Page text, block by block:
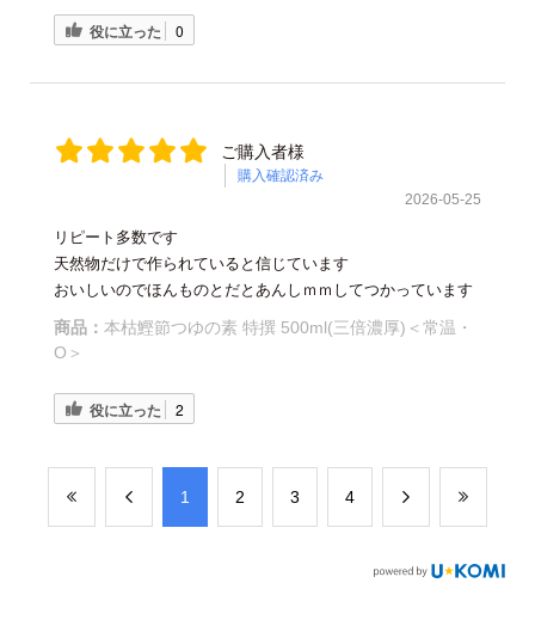
役に立った 0
ご購入者様
購入確認済み
2026-05-25
リピート多数です
天然物だけで作られていると信じています
おいしいのでほんものとだとあんしｍｍしてつかっています
商品： 本枯鰹節つゆの素 特撰 500ml(三倍濃厚)＜常温・
O＞
役に立った 2
​1 ​2 ​3 ​4